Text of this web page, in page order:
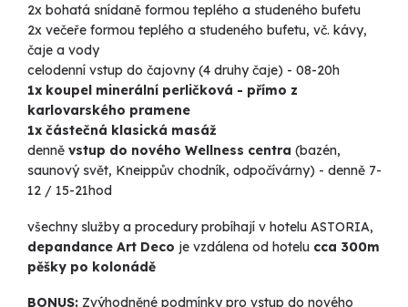
2x bohatá snídaně formou teplého a studeného bufetu
2x večeře formou teplého a studeného bufetu, vč. kávy,
čaje a vody
celodenní vstup do čajovny (4 druhy čaje) - 08-20h
1x koupel minerální perličková - přímo z
karlovarského pramene
1x částečná klasická masáž
denně vstup do nového Wellness centra (bazén,
saunový svět, Kneippův chodník, odpočívárny) - denně 7-
12 / 15-21hod
všechny služby a procedury probíhají v hotelu ASTORIA,
depandance Art Deco je vzdálena od hotelu cca 300m
pěšky po kolonádě
BONUS: Zvýhodněné podmínky pro vstup do nového